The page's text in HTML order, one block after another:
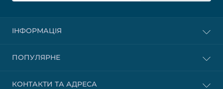
ІНФОРМАЦІЯ
ПОПУЛЯРНЕ
КОНТАКТИ ТА АДРЕСА